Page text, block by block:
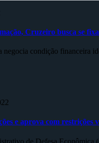
Cruzeiro busca se
negocia condição financeira
e aprova com restrições
de Defesa Econômica